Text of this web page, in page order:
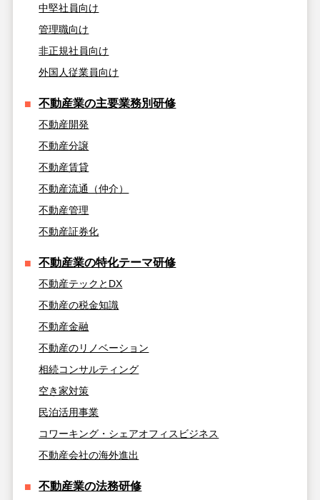
中堅社員向け
管理職向け
非正規社員向け
外国人従業員向け
不動産業の主要業務別研修
不動産開発
不動産分譲
不動産賃貸
不動産流通（仲介）
不動産管理
不動産証券化
不動産業の特化テーマ研修
不動産テックとDX
不動産の税金知識
不動産金融
不動産のリノベーション
相続コンサルティング
空き家対策
民泊活用事業
コワーキング・シェアオフィスビジネス
不動産会社の海外進出
不動産業の法務研修